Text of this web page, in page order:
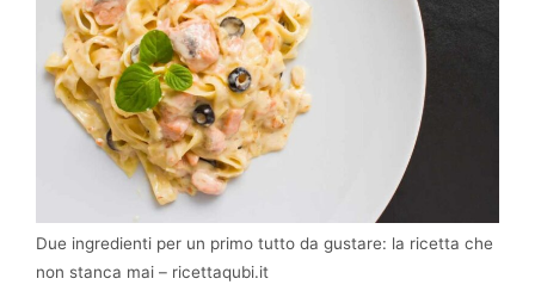
Due ingredienti per un primo tutto da gustare: la ricetta che
non stanca mai – ricettaqubi.it